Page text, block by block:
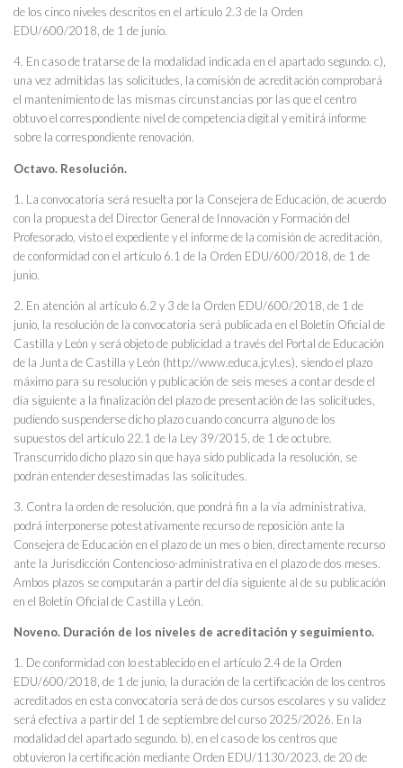
de los cinco niveles descritos en el artículo 2.3 de la Orden
EDU/600/2018, de 1 de junio.
4. En caso de tratarse de la modalidad indicada en el apartado segundo. c),
una vez admitidas las solicitudes, la comisión de acreditación comprobará
el mantenimiento de las mismas circunstancias por las que el centro
obtuvo el correspondiente nivel de competencia digital y emitirá informe
sobre la correspondiente renovación.
Octavo. Resolución.
1. La convocatoria será resuelta por la Consejera de Educación, de acuerdo
con la propuesta del Director General de Innovación y Formación del
Profesorado, visto el expediente y el informe de la comisión de acreditación,
de conformidad con el artículo 6.1 de la Orden EDU/600/2018, de 1 de
junio.
2. En atención al artículo 6.2 y 3 de la Orden EDU/600/2018, de 1 de
junio, la resolución de la convocatoria será publicada en el Boletín Oficial de
Castilla y León y será objeto de publicidad a través del Portal de Educación
de la Junta de Castilla y León (http://www.educa.jcyl.es), siendo el plazo
máximo para su resolución y publicación de seis meses a contar desde el
día siguiente a la finalización del plazo de presentación de las solicitudes,
pudiendo suspenderse dicho plazo cuando concurra alguno de los
supuestos del artículo 22.1 de la Ley 39/2015, de 1 de octubre.
Transcurrido dicho plazo sin que haya sido publicada la resolución, se
podrán entender desestimadas las solicitudes.
3. Contra la orden de resolución, que pondrá fin a la vía administrativa,
podrá interponerse potestativamente recurso de reposición ante la
Consejera de Educación en el plazo de un mes o bien, directamente recurso
ante la Jurisdicción Contencioso-administrativa en el plazo de dos meses.
Ambos plazos se computarán a partir del día siguiente al de su publicación
en el Boletín Oficial de Castilla y León.
Noveno. Duración de los niveles de acreditación y seguimiento.
1. De conformidad con lo establecido en el artículo 2.4 de la Orden
EDU/600/2018, de 1 de junio, la duración de la certificación de los centros
acreditados en esta convocatoria será de dos cursos escolares y su validez
será efectiva a partir del 1 de septiembre del curso 2025/2026. En la
modalidad del apartado segundo. b), en el caso de los centros que
obtuvieron la certificación mediante Orden EDU/1130/2023, de 20 de